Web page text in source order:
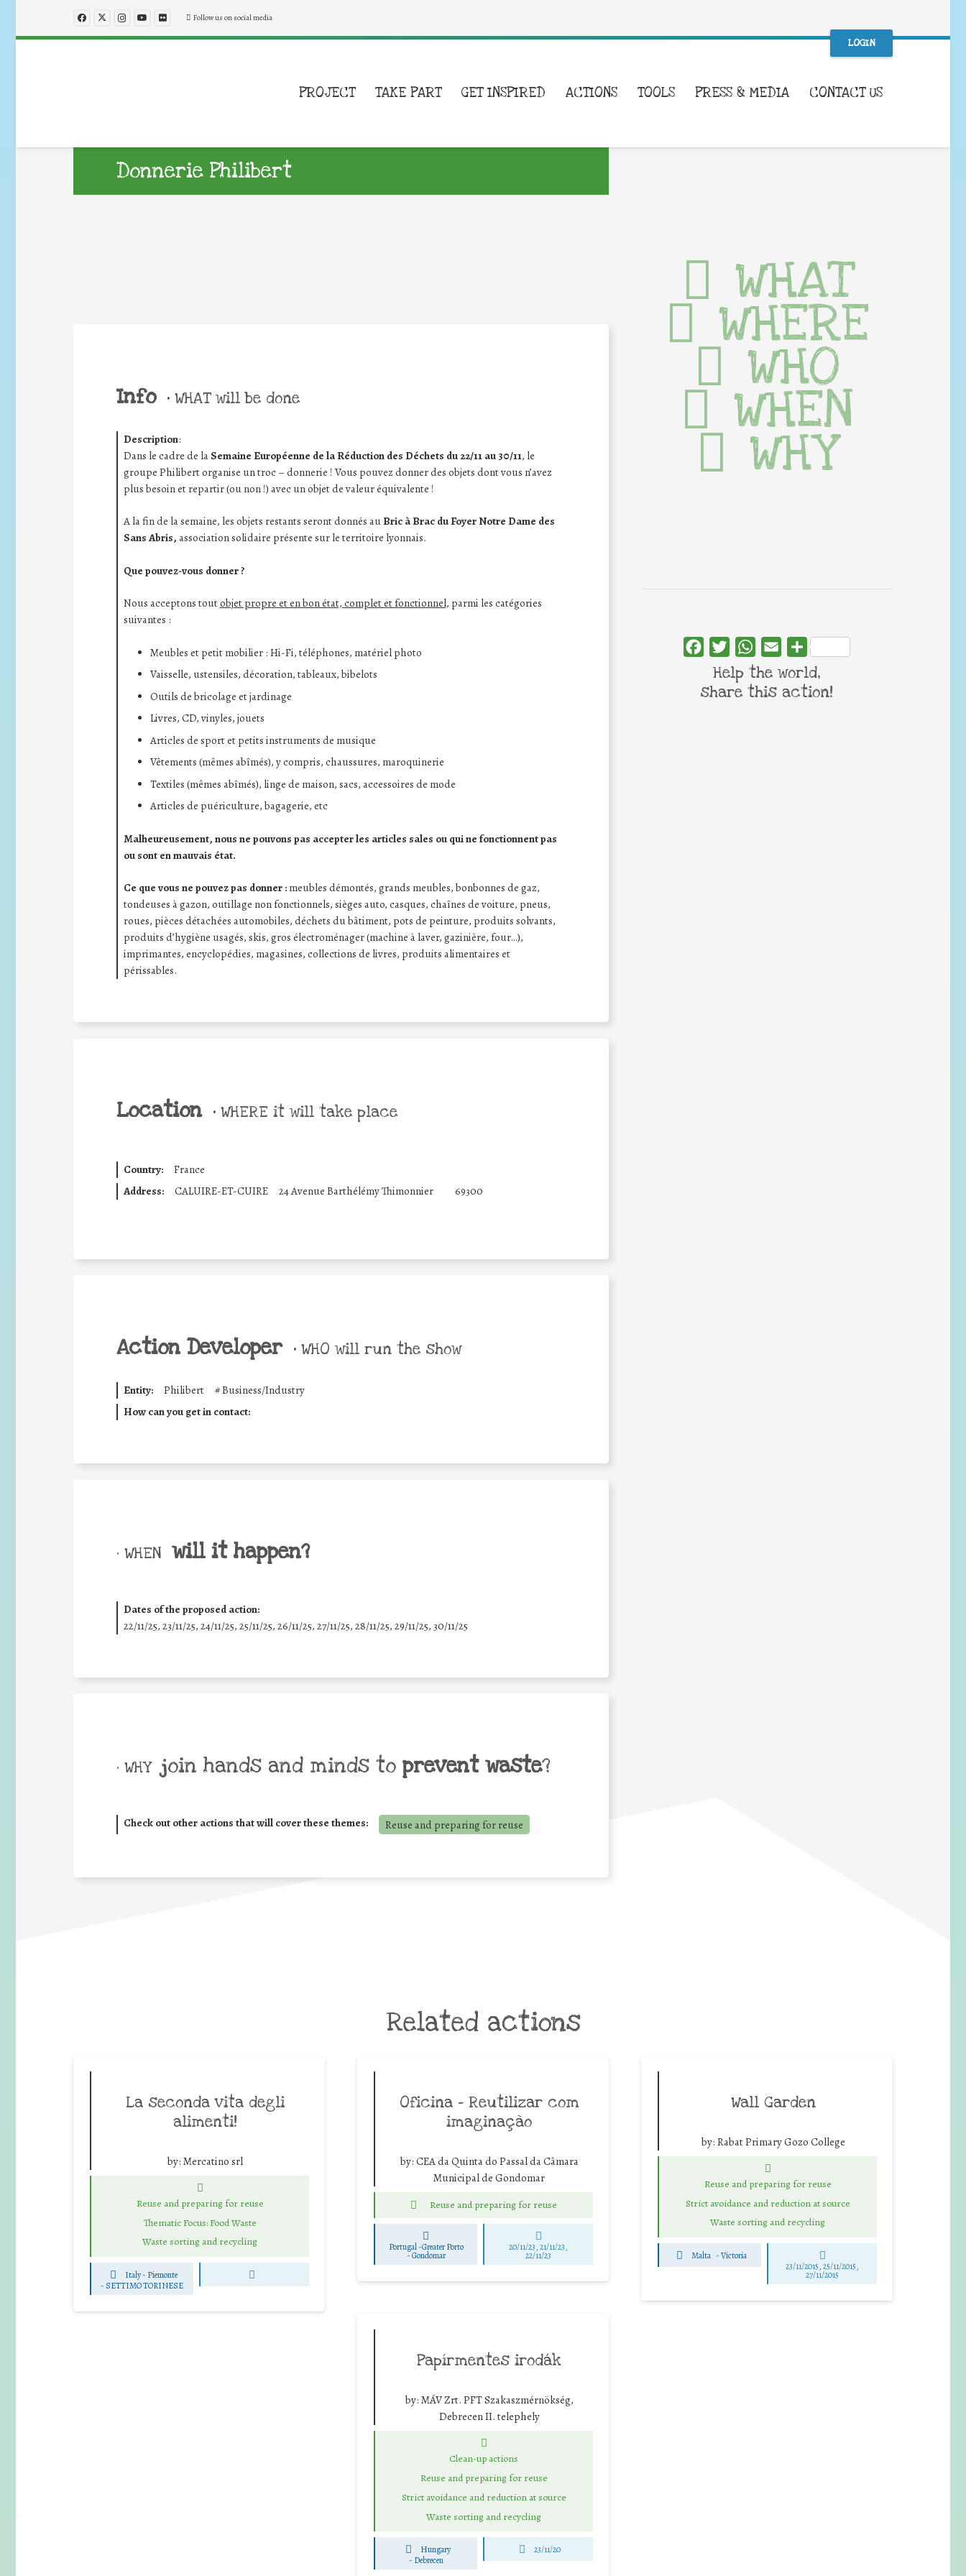
Follow us on social media
LOGIN
PROJECT TAKE PART GET INSPIRED ACTIONS TOOLS PRESS & MEDIA CONTACT US
Donnerie Philibert
Info • WHAT will be done
Description:
Dans le cadre de la Semaine Européenne de la Réduction des Déchets du 22/11 au 30/11, le
groupe Philibert organise un troc – donnerie ! Vous pouvez donner des objets dont vous n’avez
plus besoin et repartir (ou non !) avec un objet de valeur équivalente !
A la fin de la semaine, les objets restants seront donnés auBric à Brac du Foyer Notre Dame des
Sans Abris, association solidaire présente sur le territoire lyonnais.
Que pouvez-vous donner ?
Nous acceptons toutobjet propre et en bon état, complet et fonctionnel, parmi les catégories
suivantes :
Meubles et petit mobilier : Hi-Fi, téléphones, matériel photo
Vaisselle, ustensiles, décoration, tableaux, bibelots
Outils de bricolage et jardinage
Livres, CD, vinyles, jouets
Articles de sport et petits instruments de musique
Vêtements (mêmes abîmés), y compris, chaussures, maroquinerie
Textiles (mêmes abîmés), linge de maison, sacs, accessoires de mode
Articles de puériculture, bagagerie, etc
Malheureusement, nous ne pouvons pas accepter les articles sales ou qui ne fonctionnent pas
ou sont en mauvais état.
Ce que vous ne pouvez pas donner : meubles démontés, grands meubles, bonbonnes de gaz,
tondeuses à gazon, outillage non fonctionnels, sièges auto, casques, chaînes de voiture, pneus,
roues, pièces détachées automobiles, déchets du bâtiment, pots de peinture, produits solvants,
produits d’hygiène usagés, skis, gros électroménager (machine à laver, gazinière, four…),
imprimantes, encyclopédies, magasines, collections de livres, produits alimentaires et
périssables.
Location • WHERE it will take place
Country:
France
Address:
CALUIRE-ET-CUIRE 24 Avenue Barthélémy Thimonnier 69300
Action Developer • WHO will run the show
Entity: Philibert #Business/Industry
How can you get in contact:
• WHEN will it happen?
Dates of the proposed action:
22/11/25, 23/11/25, 24/11/25, 25/11/25, 26/11/25, 27/11/25, 28/11/25, 29/11/25, 30/11/25
• WHY join hands and minds to prevent waste?
Check out other actions that will cover these themes: Reuse and preparing for reuse
WHAT
WHERE
WHO
WHEN
WHY
FacebookTwitterWhatsApp
Email Share
Help the world,
share this action!
Related actions
La seconda vita degli
alimenti!
by: Mercatino srl
Reuse and preparing for reuse
Thematic Focus: Food Waste
Waste sorting and recycling
Italy - Piemonte
- SETTIMO TORINESE
Oficina – Reutilizar com
imaginação
by: CEA da Quinta do Passal da Câmara
Municipal de Gondomar
Reuse and preparing for reuse
Portugal -Greater Porto
-Gondomar
20/11/23, 21/11/23,
22/11/23
Wall Garden
by: Rabat Primary Gozo College
Reuse and preparing for reuse
Strict avoidance and reduction at source
Waste sorting and recycling
Malta -Victoria
23/11/2015, 25/11/2015,
27/11/2015
Papírmentes irodák
by: MÁV Zrt. PFT Szakaszmérnökség,
Debrecen II. telephely
Clean-up actions
Reuse and preparing for reuse
Strict avoidance and reduction at source
Waste sorting and recycling
Hungary
- Debrecen
23/11/20